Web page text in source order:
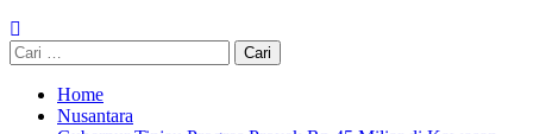
Cari
untuk:
Home
Nusantara